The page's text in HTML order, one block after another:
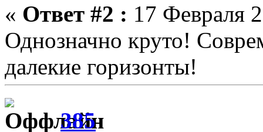
« Ответ #2 : 17 Февраля
Однозначно круто!
далекие горизонты!
385